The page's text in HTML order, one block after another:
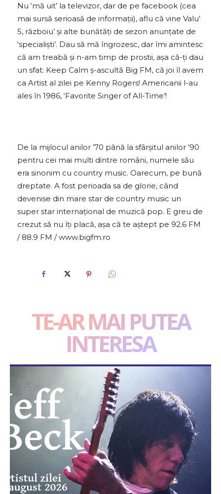
Nu ‘mă uit’ la televizor, dar de pe facebook (cea
mai sursă serioasă de informaţii), aflu că vine Valu’
5, războiu’ şi alte bunătăţi de sezon anunţate de
‘specialiști’. Dau să mă îngrozesc, dar îmi amintesc
că am treabă și n-am timp de prostii, așa că-ți dau
un sfat: Keep Calm ş-ascultă Big FM, că joi îl avem
ca Artist al zilei pe Kenny Rogers! Americanii l-au
ales în 1986, ‘Favorite Singer of All-Time’!
De la mijlocul anilor ’70 până la sfârșitul anilor ’90
pentru cei mai multi dintre români, numele său
era sinonim cu country music. Oarecum, pe bună
dreptate. A fost perioada sa de glorie, când
devenise din mare star de country music un
super star internațional de muzică pop. E greu de
crezut să nu îți placă, așa că te aștept pe 92.6 FM
/ 88.9 FM / www.bigfm.ro
TE-AR MAI PUTEA
INTERESA